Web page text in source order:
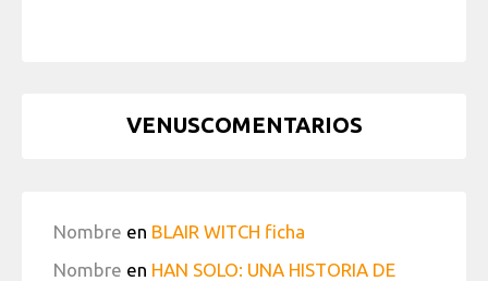
VENUSCOMENTARIOS
Nombre en BLAIR WITCH ficha
Nombre en HAN SOLO: UNA HISTORIA DE